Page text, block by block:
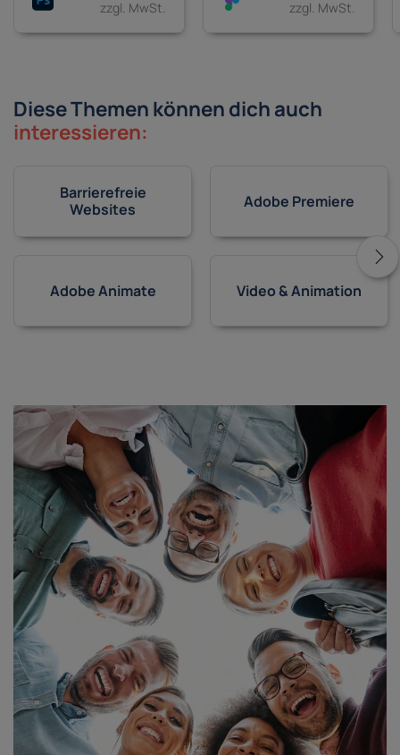
zzgl. MwSt. zzgl. MwSt.
Diese Themen können dich auch
interessieren:
Barrierefreie
Websites
Adobe Animate
Adobe Premiere
Video & Animation